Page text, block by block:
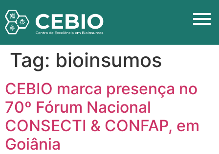
Tag: bioinsumos
CEBIO marca presença no
70º Fórum Nacional
CONSECTI & CONFAP, em
Goiânia